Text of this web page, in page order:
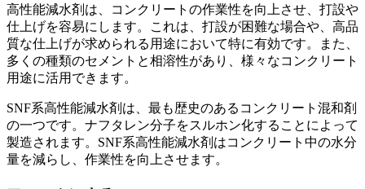
高性能減水剤は、コンクリートの作業性を向上させ、打設や
仕上げを容易にします。これは、打設が困難な場合や、高品
質な仕上げが求められる用途において特に有効です。また、
多くの種類のセメントと相溶性があり、様々なコンクリート
用途に活用できます。
SNF系高性能減水剤は、最も歴史のあるコンクリート混和剤
の一つです。ナフタレン分子をスルホン化することによって
製造されます。SNF系高性能減水剤はコンクリート中の水分
量を減らし、作業性を向上させます。